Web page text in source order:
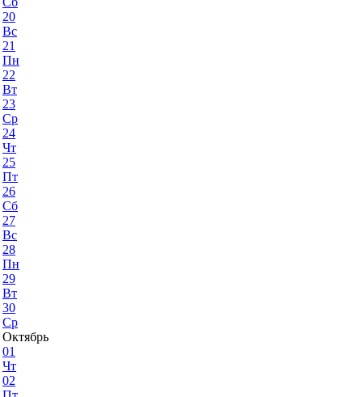
20
Вс
21
Пн
22
Вт
23
Ср
24
Чт
25
Пт
26
Сб
27
Вс
28
Пн
29
Вт
30
Ср
Октябрь
01
Чт
02